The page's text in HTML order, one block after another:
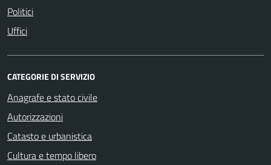
Politici
Uffici
CATEGORIE DI SERVIZIO
Anagrafe e stato civile
Autorizzazioni
Catasto e urbanistica
Cultura e tempo libero